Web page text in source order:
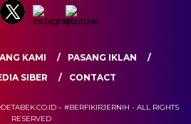
KAMI
PASANG IKLAN
SIBER
CONTACT
– #BERFIKIRJERNIH - ALL RIGHTS
RESERVED